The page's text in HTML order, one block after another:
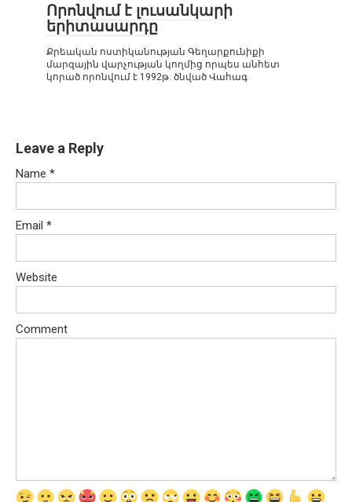
Որոնվում է լուսանկարի
երիտասարդը
Քրեական ոստիկանության Գեղարքունիքի
մարզային վարչության կողմից որպես անհետ
կորած որոնվում է 1992թ. ծնված Վահագ
Leave a Reply
Name *
Email *
Website
Comment